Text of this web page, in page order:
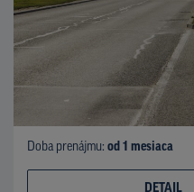
Doba prenájmu: od 1 mesiaca
DETAIL